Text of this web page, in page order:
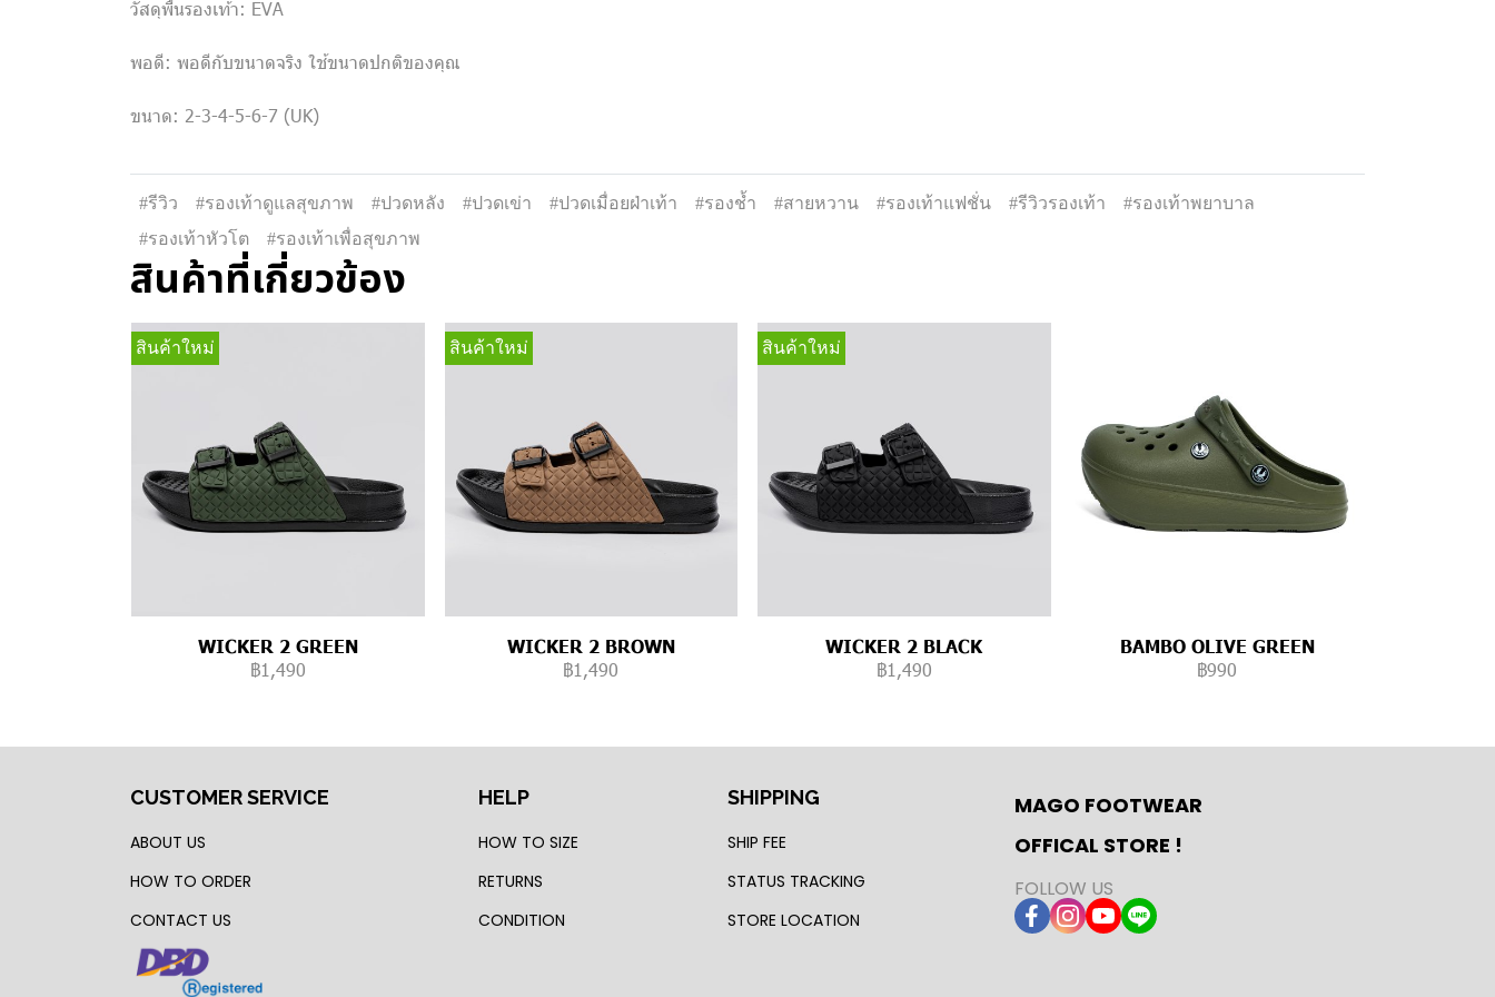
วัสดุพื้นรองเท้า: EVA
พอดี: พอดีกับขนาดจริง ใช้ขนาดปกติของคุณ
ขนาด: 2-3-4-5-6-7 (UK)
#รีวิว #รองเท้าดูแลสุขภาพ #ปวดหลัง #ปวดเข่า #ปวดเมื่อยฝ่าเท้า #รองช้ำ #สายหวาน #รองเท้าแฟชั่น #รีวิวรองเท้า
#รองเท้าพยาบาล
#รองเท้าหัวโต
#รองเท้าเพื่อสุขภาพ
สินค้าที่เกี่ยวข้อง
สินค้าใหม่
WICKER 2 GREEN
฿1,490
สินค้าใหม่
WICKER 2 BROWN
฿1,490
สินค้าใหม่
WICKER 2 BLACK
฿1,490
BAMBO OLIVE GREEN
฿990
CUSTOMER SERVICE
ABOUT US
HOW TO ORDER
CONTACT US
HELP
HOW TO SIZE
RETURNS
CONDITION
SHIPPING
SHIP FEE
STATUS TRACKING
STORE LOCATION
MAGO FOOTWEAR
OFFICAL STORE !
FOLLOW US